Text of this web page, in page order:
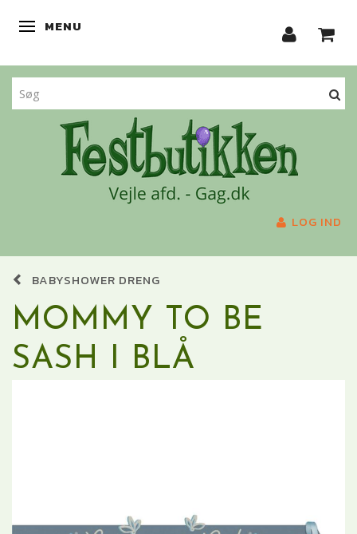
SKIFTE NAVIGATION
MENU
LOG IND
BABYSHOWER DRENG
MOMMY TO BE
SASH I BLÅ